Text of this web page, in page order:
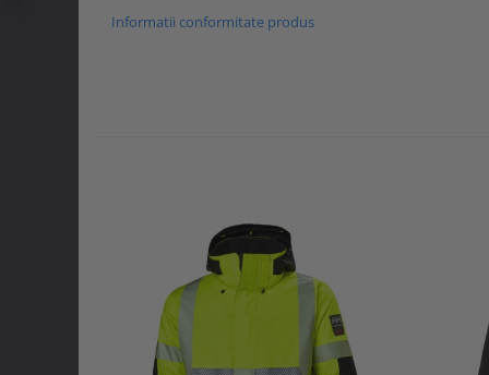
Informatii conformitate produs